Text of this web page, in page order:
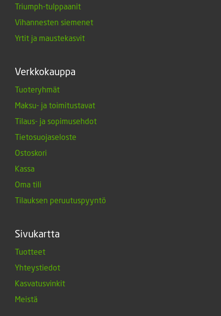
Triumph-tulppaanit
Vihannesten siemenet
Yrtit ja maustekasvit
Verkkokauppa
Tuoteryhmät
Maksu- ja toimitustavat
Tilaus- ja sopimusehdot
Tietosuojaseloste
Ostoskori
Kassa
Oma tili
Tilauksen peruutuspyyntö
Sivukartta
Tuotteet
Yhteystiedot
Kasvatusvinkit
Meistä